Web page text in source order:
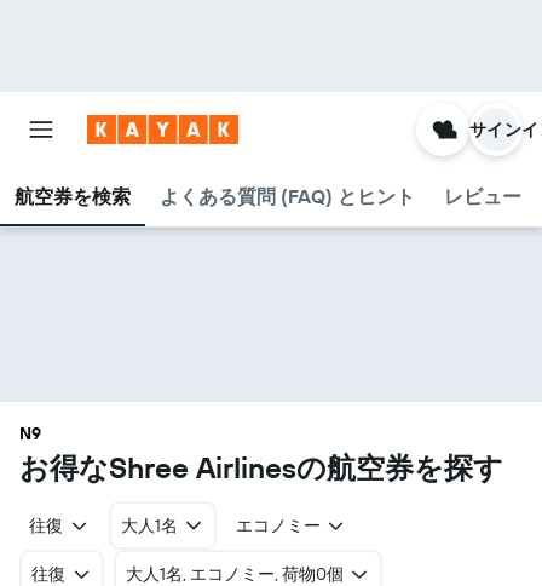
航空券を検索 よくある質問 (FAQ) とヒント レビュー
サイン
N9
お得なShree Airlines​の航空券を探す
往復 大人1名 エコノミー
往復 ​大人1名, エコノミー, 荷物0個